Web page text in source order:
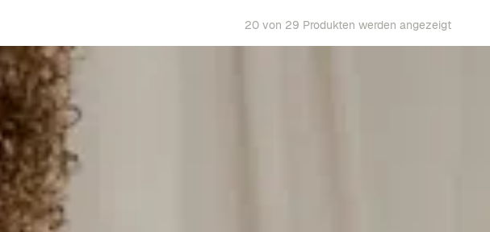
20 von 29 Produkten werden angezeigt